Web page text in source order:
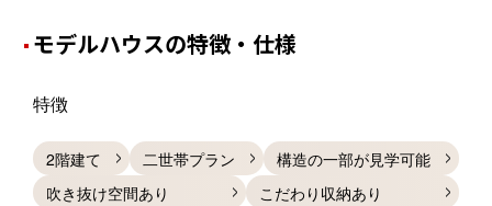
モデルハウスの特徴・仕様
特徴
2階建て 二世帯プラン
構造の一部が見学可能
吹き抜け空間あり
こだわり収納あり